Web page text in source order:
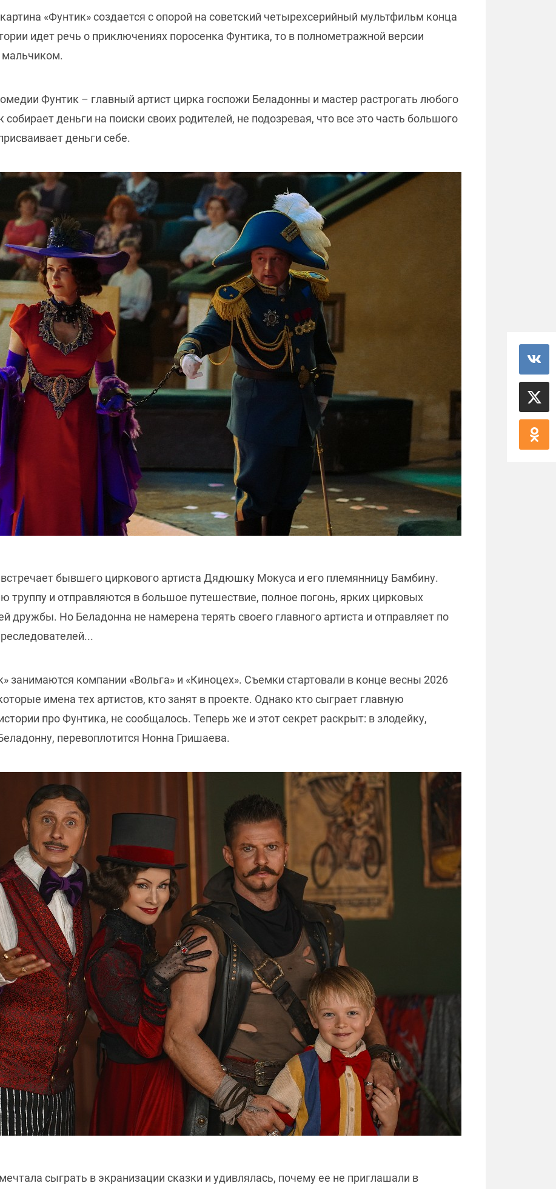
«Фунтик» создается с опорой на советский четырехсерийный мультфильм конца
идет речь о приключениях поросенка Фунтика, то в полнометражной версии
мальчиком.
Фунтик – главный артист цирка госпожи Беладонны и мастер растрогать любого
деньги на поиски своих родителей, не подозревая, что все это часть большого
деньги себе.
встречает бывшего циркового артиста Дядюшку Мокуса и его племянницу Бамбину.
труппу и отправляются в большое путешествие, полное погонь, ярких цирковых
дружбы. Но Беладонна не намерена терять своего главного артиста и отправляет по
занимаются компании «Вольга» и «Киноцех». Съемки стартовали в конце весны 2026
имена тех артистов, кто занят в проекте. Однако кто сыграет главную
про Фунтика, не сообщалось. Теперь же и этот секрет раскрыт: в злодейку,
перевоплотится Нонна Гришаева.
сыграть в экранизации сказки и удивлялась, почему ее не приглашали в